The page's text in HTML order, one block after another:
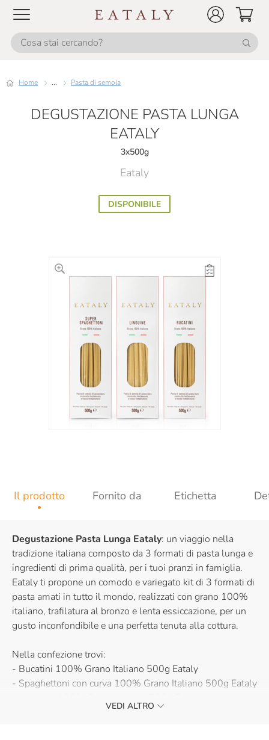
Home ... Pasta di semola
DEGUSTAZIONE PASTA LUNGA
EATALY
3x500g
Eataly
DISPONIBILE
Il prodotto Fornito da Etichetta
Degustazione Pasta Lunga Eataly: un viaggio nella
tradizione italiana composto da 3 formati di pasta lunga e
ingredienti di prima qualità, per i tuoi pranzi in famiglia.
Eataly ti propone un comodo e variegato kit di 3 formati di
pasta amati in tutto il mondo, realizzati con grano 100%
italiano, trafilatura al bronzo e lenta essiccazione, per un
gusto inconfondibile e una perfetta tenuta alla cottura.
Nella confezione trovi:
- Bucatini 100% Grano Italiano 500g Eataly
- Spaghettoni con curva 100% Grano Italiano 500g Eataly
VEDI ALTRO